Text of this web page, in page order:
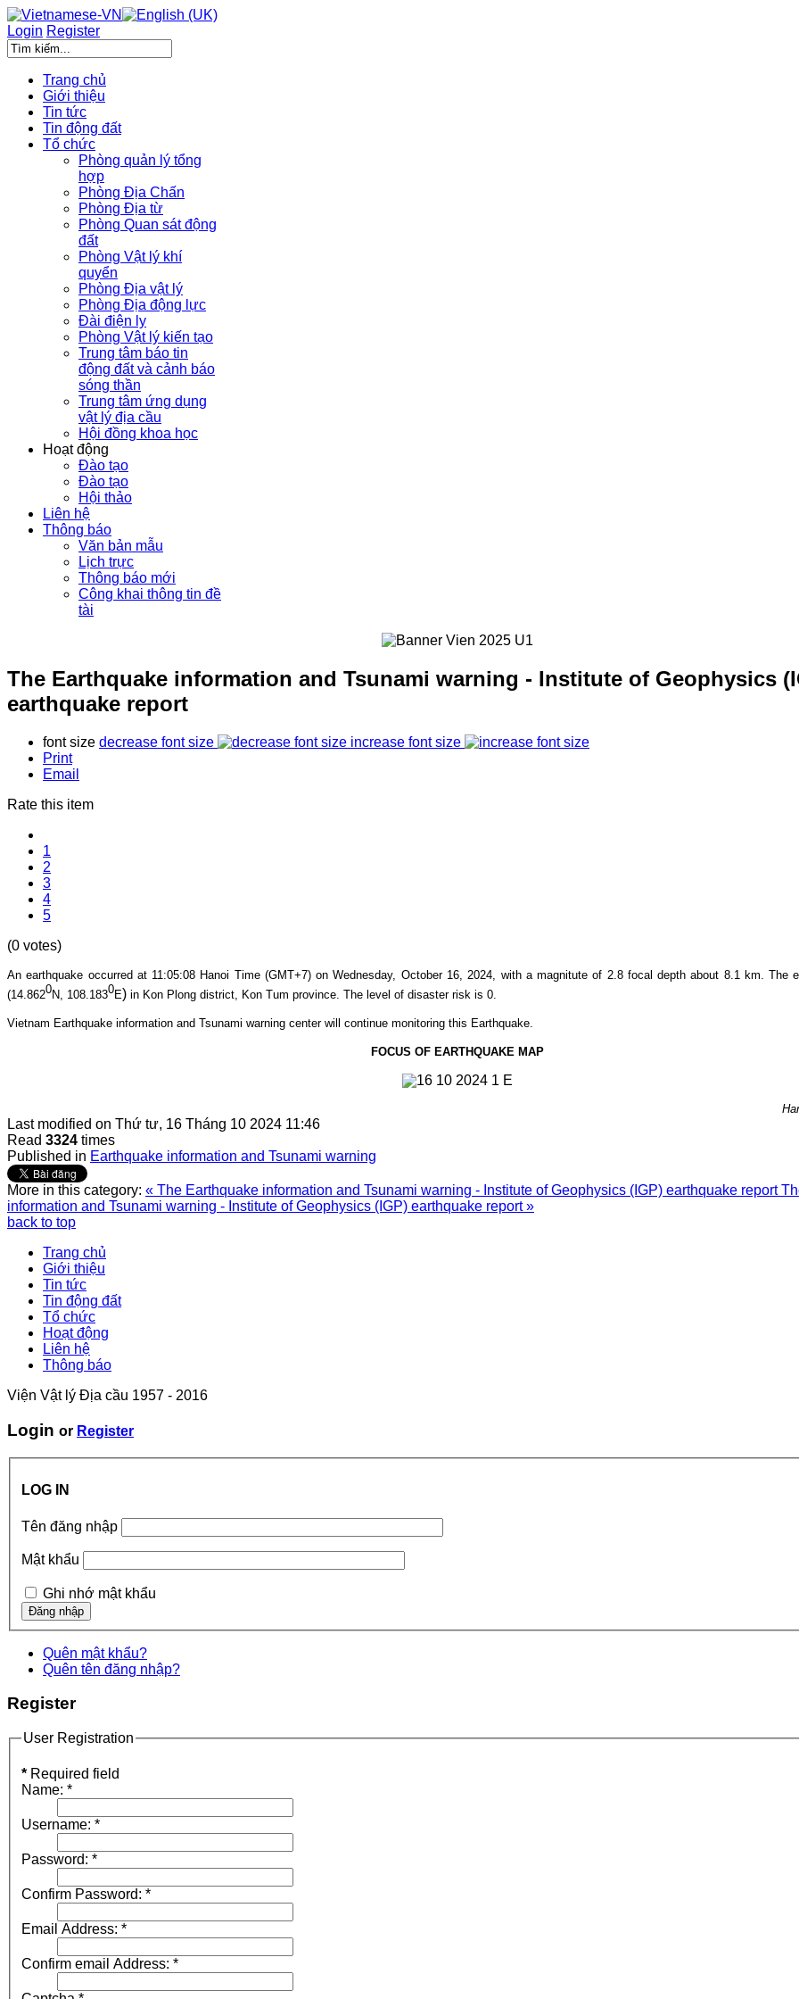
Login Register
Trang chủ
Giới thiệu
Tin tức
Tin động đất
Tổ chức
Phòng quản lý tổng
hợp
Phòng Địa Chấn
Phòng Địa từ
Phòng Quan sát động
đất
Phòng Vật lý khí
quyển
Phòng Địa vật lý
Phòng Địa động lực
Đài điện ly
Phòng Vật lý kiến tạo
Trung tâm báo tin
động đất và cảnh báo
sóng thần
Trung tâm ứng dụng
vật lý địa cầu
Hội đồng khoa học
Hoạt động
Đào tạo
Đào tạo
Hội thảo
Liên hệ
Thông báo
Văn bản mẫu
Lịch trực
Thông báo mới
Công khai thông tin đề
tài
The Earthquake information and Tsunami warning - Institute of Geophysics
earthquake report
font size decrease font size
increase font size
Print
Email
Rate this item
1
2
3
4
5
(0 votes)
An earthquake occurred at 11:05:08 Hanoi Time (GMT+7) on Wednesday, October 16, 2024, with a magnitute of 2.8 focal depth about 8.1 km. The
(14.8620N, 108.1830E) in Kon Plong district, Kon Tum province. The level of disaster risk is 0.
Vietnam Earthquake information and Tsunami warning center will continue monitoring this Earthquake.
FOCUS OF EARTHQUAKE MAP
Last modified on Thứ tư, 16 Tháng 10 2024 11:46
Read 3324 times
Published in Earthquake information and Tsunami warning
More in this category: « The Earthquake information and Tsunami warning - Institute of Geophysics (IGP) earthquake report
information and Tsunami warning - Institute of Geophysics (IGP) earthquake report »
back to top
Trang chủ
Giới thiệu
Tin tức
Tin động đất
Tổ chức
Hoạt động
Liên hệ
Thông báo
Viện Vật lý Địa cầu 1957 - 2016
Login or Register
LOG IN
Tên đăng nhập
Mật khẩu
Ghi nhớ mật khẩu
Quên mật khẩu?
Quên tên đăng nhập?
Register
User Registration
* Required field
Name: *
Username: *
Password: *
Confirm Password: *
Email Address: *
Confirm email Address: *